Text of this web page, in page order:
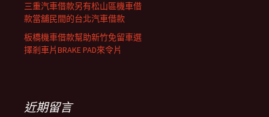
三重汽車借款另有松山區機車借
款當舖民間的台北汽車借款
板橋機車借款幫助新竹免留車選
擇剎車片BRAKE PAD來令片
近期留言